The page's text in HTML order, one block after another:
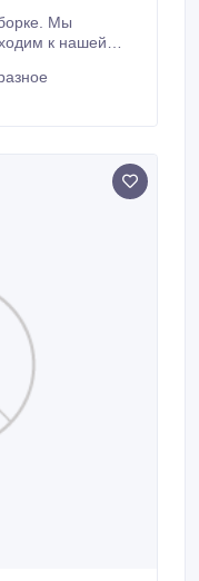
Мы
к нашей
всё остальное доверьте нам.